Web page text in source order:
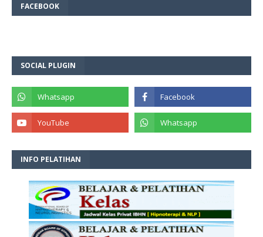
FACEBOOK
SOCIAL PLUGIN
INFO PELATIHAN